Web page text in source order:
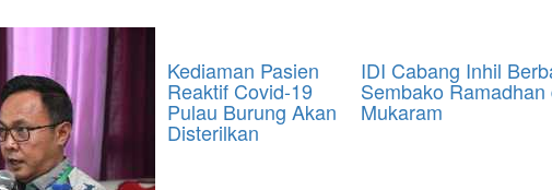
Kediaman Pasien
Reaktif Covid-19
Pulau Burung Akan
Disterilkan
IDI Cabang Inhil
Sembako
Mukaram